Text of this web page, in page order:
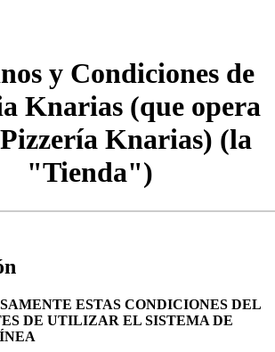
y Condiciones de
Knarias (que opera
Knarias) (la
"Tienda")
ESTAS CONDICIONES DEL
DE UTILIZAR EL SISTEMA DE